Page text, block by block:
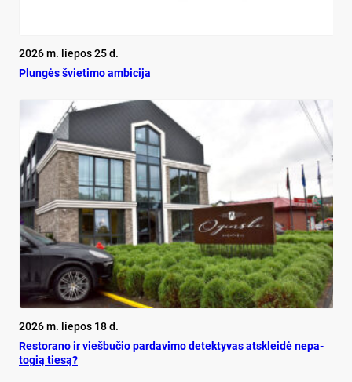
2026 m. liepos 25 d.
Plun­gės švie­ti­mo am­bi­ci­ja
2026 m. liepos 18 d.
Res­to­ra­no ir vieš­bu­čio par­da­vi­mo de­tek­ty­vas at­sklei­dė ne­pa­
to­gią tie­są?